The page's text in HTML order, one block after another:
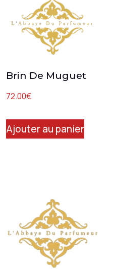
Brin De Muguet
72.00€
Ajouter au panier